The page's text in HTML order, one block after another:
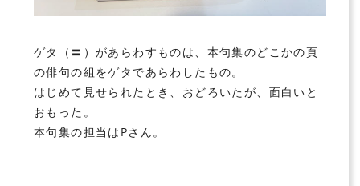
ゲタ（〓）があらわすものは、本句集のどこかの頁
の俳句の組をゲタであらわしたもの。
はじめて見せられたとき、おどろいたが、面白いと
おもった。
本句集の担当はPさん。